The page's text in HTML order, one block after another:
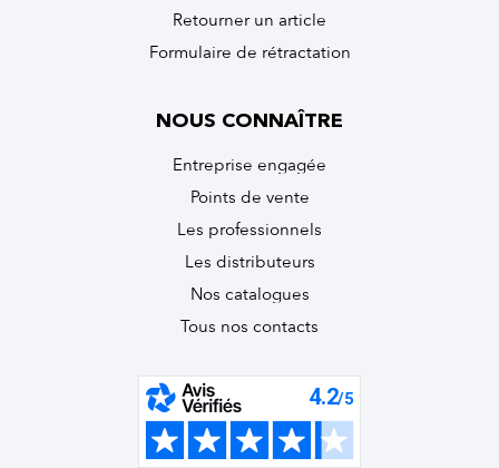
Retourner un article
Formulaire de rétractation
NOUS CONNAÎTRE
Entreprise engagée
Points de vente
Les professionnels
Les distributeurs
Nos catalogues
Tous nos contacts